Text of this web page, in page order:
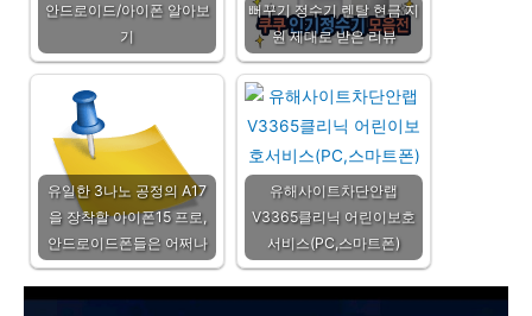
안드로이드/아이폰 알아보
기
뻐꾸기 정수기 렌탈 현금 지
원 제대로 받은 리뷰
유일한 3나노 공정의 A17
을 장착할 아이폰15 프로,
안드로이드폰들은 어쩌나
유해사이트차단안랩
V3365클리닉 어린이보호
서비스(PC,스마트폰)